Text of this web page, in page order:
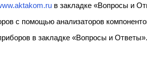
в закладке «Вопросы и
с помощью анализаторов
в закладке «Вопросы и Ответы».